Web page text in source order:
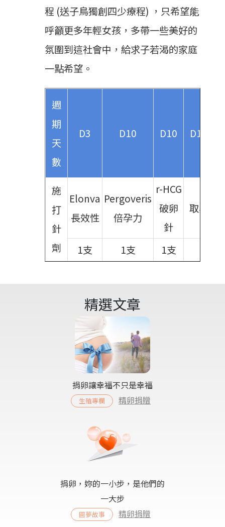
程 (送子鳥獨創四少療程) ，只希望能
呼籲更多年輕女孩，多帶一些美好的
氛圍到這社會中，給求子若渴的家庭
一點希望。
週
期
天
數
D3 D10 D10 D12
施
打
針
劑
Elonva
長效性
Pergoveris
倍孕力
r-HCG
破卵
針
取卵
1支 1支 1支
精選文章
捐卵讓幸福不只是幸福
生殖專欄 精卵捐贈
捐卵，妳的一小步，是他們的
一大步
圓夢故事 精卵捐贈